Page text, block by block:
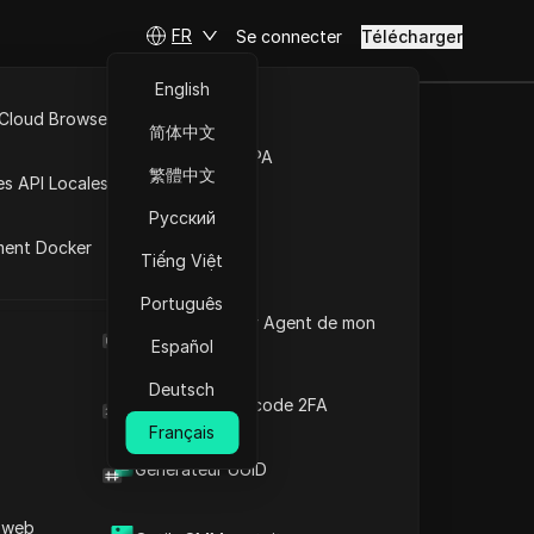
Marché de la RPA
Quel est le User Agent de mon
navigateur
Générateur de code 2FA
Générateur UUID
Browser MCP
API Locales
Docker
FR
English
简体中文
繁體中文
Русский
Tiếng Việt
Português
Español
Deutsch
Français
Se connecter Télécharger
un
Poser des questions
Ouvrir dans ChatGPT
Poser des questions sur cette page
Ouvrir dans Claude
Poser des questions sur cette page